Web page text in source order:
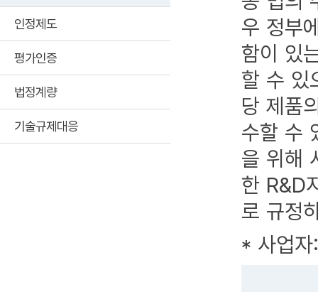
우 정부
함이 있
할 수 있
당 제품
수할 수
을 위해
한 R&D
로 규정
* 사업
인정제도
평가인증
법정계량
기술규제대응